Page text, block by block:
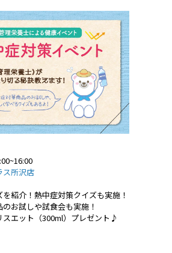
ス所沢店
紹介！熱中症対策クイズも実施！
お試しや試食会も実施！
スエット（300ml）プレゼント♪